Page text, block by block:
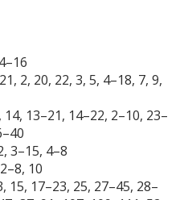
2, 20, 22, 3, 5, 4–18, 7, 9,
13–21, 14–22, 2–10, 23–
3–15, 4–8
10
15, 17–23, 25, 27–45, 28–